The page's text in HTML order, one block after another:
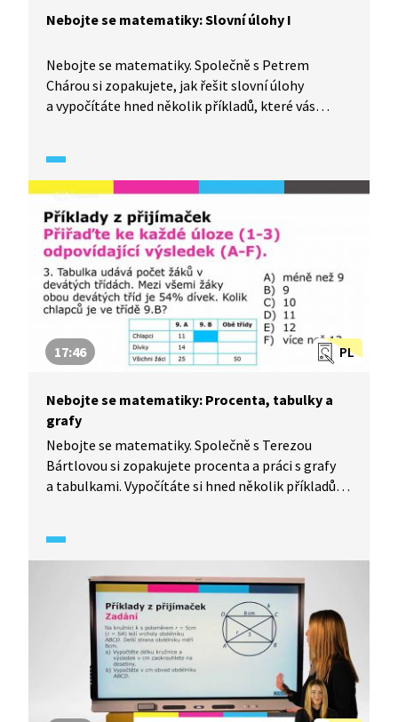
Nebojte se matematiky: Slovní úlohy I
Nebojte se matematiky. Společně s Petrem
Chárou si zopakujete, jak řešit slovní úlohy
a vypočítáte hned několik příkladů, které vás
školu.
PL
17:46
Nebojte se matematiky: Procenta, tabulky a
grafy
Nebojte se matematiky. Společně s Terezou
Bártlovou si zopakujete procenta a práci s grafy
a tabulkami. Vypočítáte si hned několik příkladů,
školu.